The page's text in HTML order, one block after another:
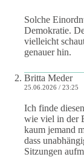
Solche
Demokratie.
vielleicht
genauer hin.
Britta Meder
25.06.2026 / 23:25
Ich finde
wie viel in der
kaum jemand
dass
Sitzungen